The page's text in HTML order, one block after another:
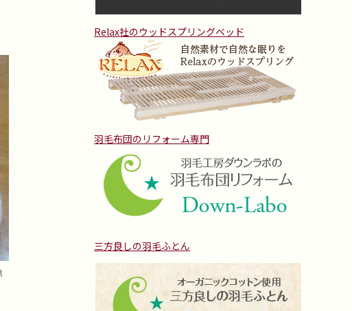
Relax社のウッドスプリングベッド
羽毛布団のリフォーム専門
三方良しの羽毛ふとん